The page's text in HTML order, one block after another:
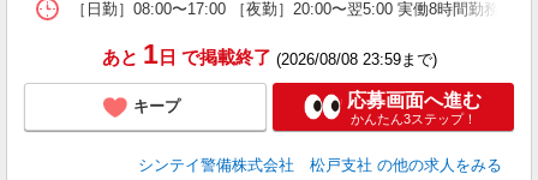
［日勤］08:00〜17:00 ［夜勤］20:00〜翌5:00 実働8時間勤務
あと 1日 で掲載終了 (2026/08/08 23:59まで)
キープ 応募画面へ進む
かんたん3ステップ！
シンテイ警備株式会社 松戸支社 の他の求人をみる